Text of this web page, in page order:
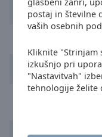
postaj in številne
vaših osebnih
Kliknite "Strinjam
izkušnjo pri
"Nastavitvah"
tehnologije želite
Background
Opacity
Mr. BigTo Be
La
The Beach
Whitney